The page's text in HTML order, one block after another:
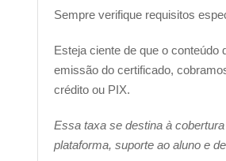
Sempre verifique requisitos
Esteja ciente de que o
emissão do certificado,
crédito ou PIX.
Essa taxa se destina à
plataforma, suporte ao aluno e